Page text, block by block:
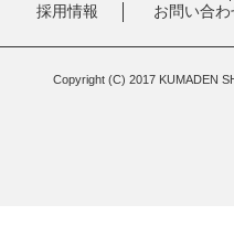
採用情報
お問い合わ
Copyright (C) 2017 KUMADEN